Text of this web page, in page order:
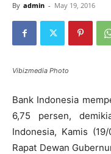
By admin - May 19, 2016
Vibizmedia Photo
Bank Indonesia
6,75 persen,
Indonesia, Kamis
Rapat Dewan